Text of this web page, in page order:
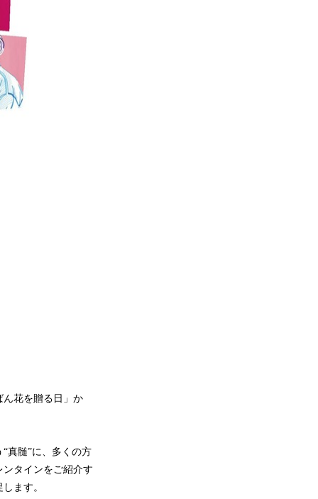
ん花を贈る日」か
真髄”に、多くの方
タインをご紹介す
ます。